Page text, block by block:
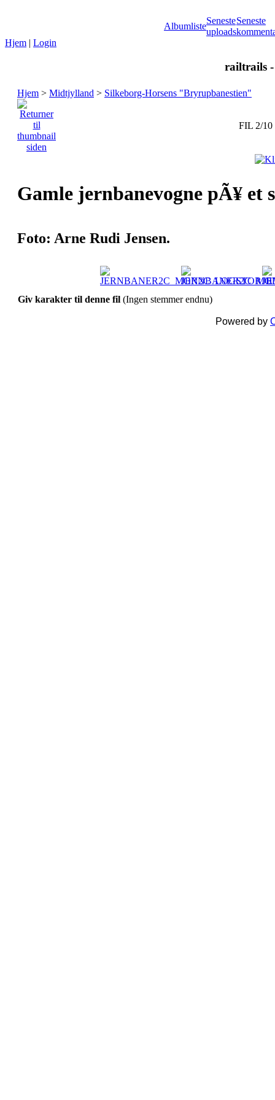
Albumliste
Seneste
uploads
Seneste
Hjem | Login
railtrails
Hjem > Midtjylland > Silkeborg-Horsens "Bryrupbanestien"
FIL 2/10
Gamle jernbanevogne pÃ¥ et
Foto: Arne Rudi Jensen.
Giv karakter til denne fil (Ingen stemmer endnu)
Powered by